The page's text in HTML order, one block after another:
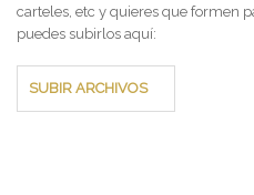
carteles, etc y quieres que formen
puedes subirlos aquí:
SUBIR ARCHIVOS